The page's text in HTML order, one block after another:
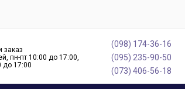
заказ
пн-пт 10:00 до 17:00,
до 17:00
(098) 174-36-16
(095) 235-90-50
(073) 406-56-18